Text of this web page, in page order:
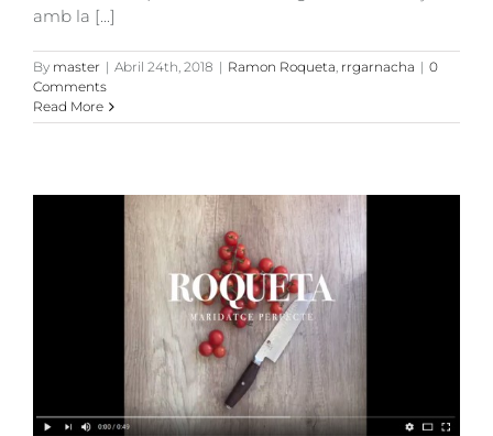
amb la [...]
By master | Abril 24th, 2018 | Ramon Roqueta, rrgarnacha | 0
Comments
Read More